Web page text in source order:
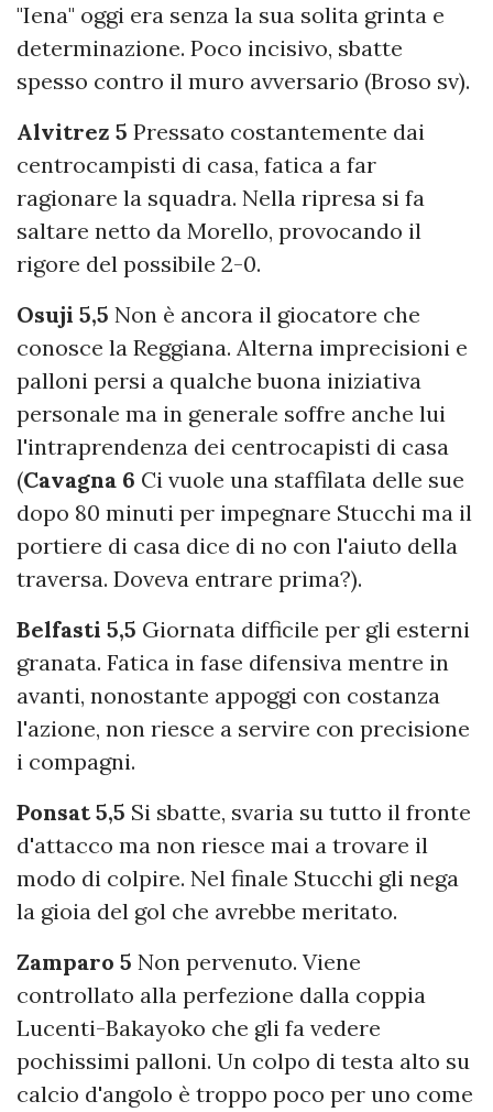
"Iena" oggi era senza la sua solita grinta e
determinazione. Poco incisivo, sbatte
spesso contro il muro avversario (Broso sv).
Alvitrez 5 Pressato costantemente dai
centrocampisti di casa, fatica a far
ragionare la squadra. Nella ripresa si fa
saltare netto da Morello, provocando il
rigore del possibile 2-0.
Osuji 5,5 Non è ancora il giocatore che
conosce la Reggiana. Alterna imprecisioni e
palloni persi a qualche buona iniziativa
personale ma in generale soffre anche lui
l'intraprendenza dei centrocapisti di casa
(Cavagna 6 Ci vuole una staffilata delle sue
dopo 80 minuti per impegnare Stucchi ma il
portiere di casa dice di no con l'aiuto della
traversa. Doveva entrare prima?).
Belfasti 5,5 Giornata difficile per gli esterni
granata. Fatica in fase difensiva mentre in
avanti, nonostante appoggi con costanza
l'azione, non riesce a servire con precisione
i compagni.
Ponsat 5,5 Si sbatte, svaria su tutto il fronte
d'attacco ma non riesce mai a trovare il
modo di colpire. Nel finale Stucchi gli nega
la gioia del gol che avrebbe meritato.
Zamparo 5 Non pervenuto. Viene
controllato alla perfezione dalla coppia
Lucenti-Bakayoko che gli fa vedere
pochissimi palloni. Un colpo di testa alto su
calcio d'angolo è troppo poco per uno come